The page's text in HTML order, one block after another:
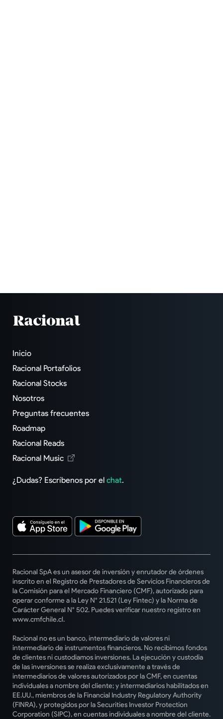
Inicio
Racional Portafolios
Racional Stocks
Nosotros
Preguntas frecuentes
Roadmap
Racional Reads
Racional Music
¿Dudas? Escríbenos por el chat.
Racional SpA es un asesor de inversión y enrutador de órdenes
inscrito en el Registro de Prestadores de Servicios Financieros de
la Comisión para el Mercado Financiero (CMF), autorizado para
operar conforme a la Ley N° 21.521 (Ley Fintec) y la Norma de
Carácter General N° 502. Puedes verificar nuestro registro en
www.cmfchile.cl.
Racional no es un banco, intermediario de valores ni
intermediario de instrumentos financieros. No recibimos fondos
de clientes ni custodiamos inversiones. La ejecución y custodia
de las inversiones se realiza exclusivamente a través de
intermediarios de valores autorizados por la CMF, en cuentas
individuales a nombre del cliente; y intermediarios habilitados en
EE.UU., miembros de la Financial Industry Regulatory Authority
(FINRA), y protegidos por la Securities Investor Protection
Corporation (SIPC), en cuentas individuales a nombre del cliente.